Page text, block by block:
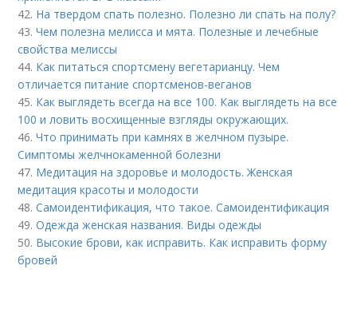
42. На твердом спать полезно. Полезно ли спать на полу?
43.Чем полезна мелисса и мята. Полезные и лечебные
свойства мелиссы
44. Как питаться спортсмену вегетарианцу. Чем
отличается питание спортсменов-веганов
45. Как выглядеть всегда на все 100. Как выглядеть на все
100 и ловить восхищенные взгляды окружающих.
46.Что принимать при камнях в желчном пузыре.
Симптомы желчнокаменной болезни
47. Медитация на здоровье и молодость. Женская
медитация красоты и молодости
48.Самоидентификация, что такое. Самоидентификация
49.Одежда женская названия. Виды одежды
50. Высокие брови, как исправить. Как исправить форму
бровей